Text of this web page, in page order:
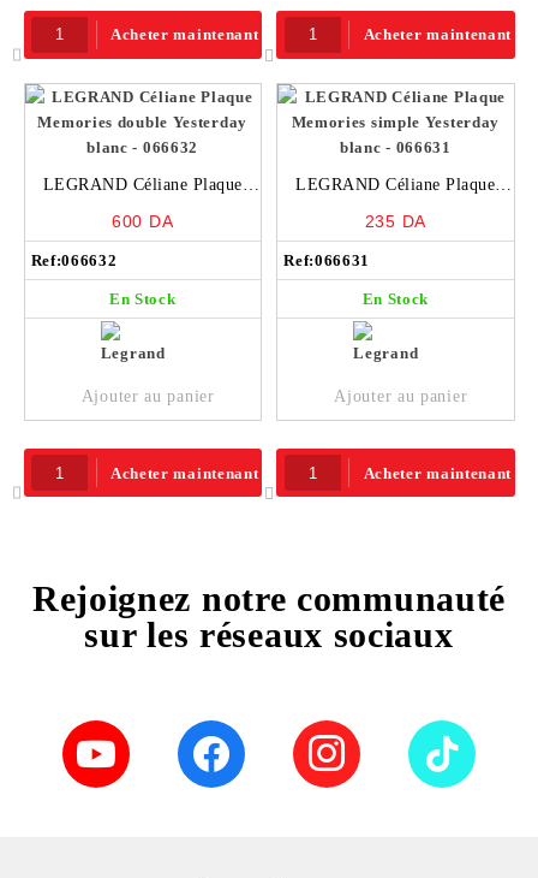
Acheter maintenant Acheter maintenant
LEGRAND Céliane Plaque
600 DA
Ref:066632
En Stock
Ajouter au panier
Acheter maintenant
LEGRAND Céliane Plaque
235 DA
Ref:066631
En Stock
Ajouter au panier
Acheter maintenant
Rejoignez notre communauté
sur les réseaux sociaux